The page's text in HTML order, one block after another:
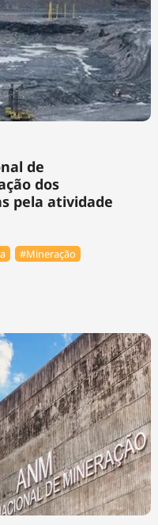
de
dos
pela atividade
#Mineração